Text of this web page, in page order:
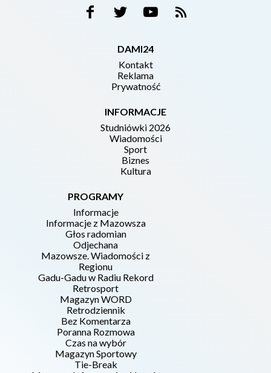
DAMI24
Kontakt
Reklama
Prywatność
INFORMACJE
Studniówki 2026
Wiadomości
Sport
Biznes
Kultura
PROGRAMY
Informacje
Informacje z Mazowsza
Głos radomian
Odjechana
Mazowsze. Wiadomości z
Regionu
Gadu-Gadu w Radiu Rekord
Retrosport
Magazyn WORD
Retrodziennik
Bez Komentarza
Poranna Rozmowa
Czas na wybór
Magazyn Sportowy
Tie-Break